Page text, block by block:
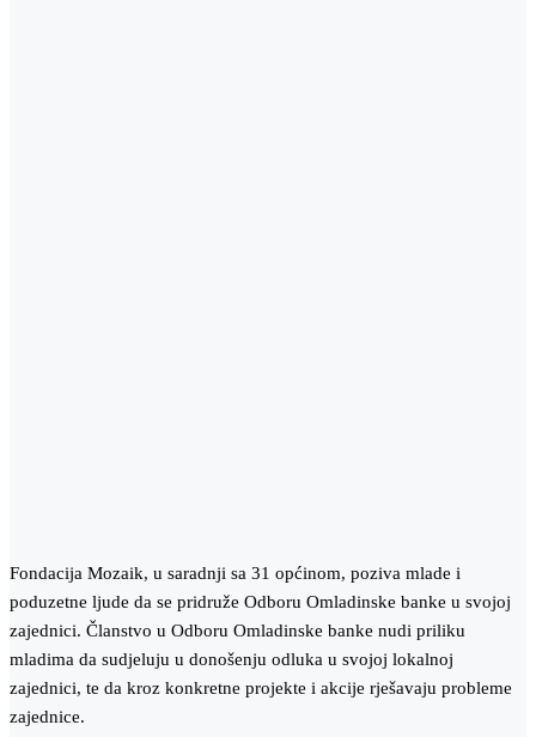
Fondacija Mozaik, u saradnji sa 31 općinom, poziva mlade i
poduzetne ljude da se pridruže Odboru Omladinske banke u svojoj
zajednici. Članstvo u Odboru Omladinske banke nudi priliku
mladima da sudjeluju u donošenju odluka u svojoj lokalnoj
zajednici, te da kroz konkretne projekte i akcije rješavaju probleme
zajednice.